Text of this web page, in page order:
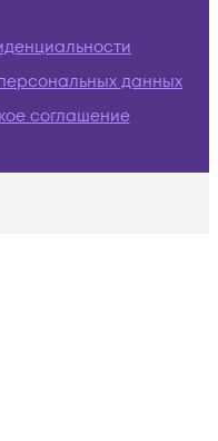
данных
соглашение